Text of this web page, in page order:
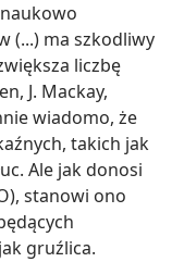
(...) ma szkodliwy
liczbę
J. Mackay,
wiadomo, że
takich jak
Ale jak donosi
stanowi ono
gruźlica.